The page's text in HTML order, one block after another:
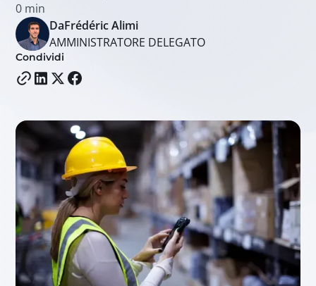
0 min
DaFrédéric Alimi
AMMINISTRATORE DELEGATO
Condividi